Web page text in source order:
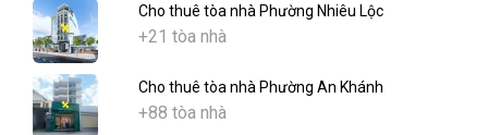
Cho thuê tòa nhà Phường Nhiêu Lộc
+21 tòa nhà
Cho thuê tòa nhà Phường An Khánh
+88 tòa nhà